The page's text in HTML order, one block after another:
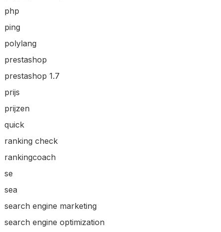
php
ping
polylang
prestashop
prestashop 1.7
prijs
prijzen
quick
ranking check
rankingcoach
se
sea
search engine marketing
search engine optimization